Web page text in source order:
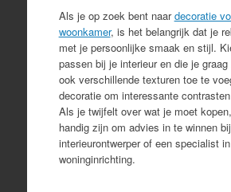
Als je op zoek bent naardecoratie
woonkamer, is het belangrijk dat je
met je persoonlijke smaak en stijl.
passen bij je interieur en die je
ook verschillende texturen toe te
decoratie om interessante
Als je twijfelt over wat je moet
handig zijn om advies in te winnen
interieurontwerper of een specialist in
woninginrichting.